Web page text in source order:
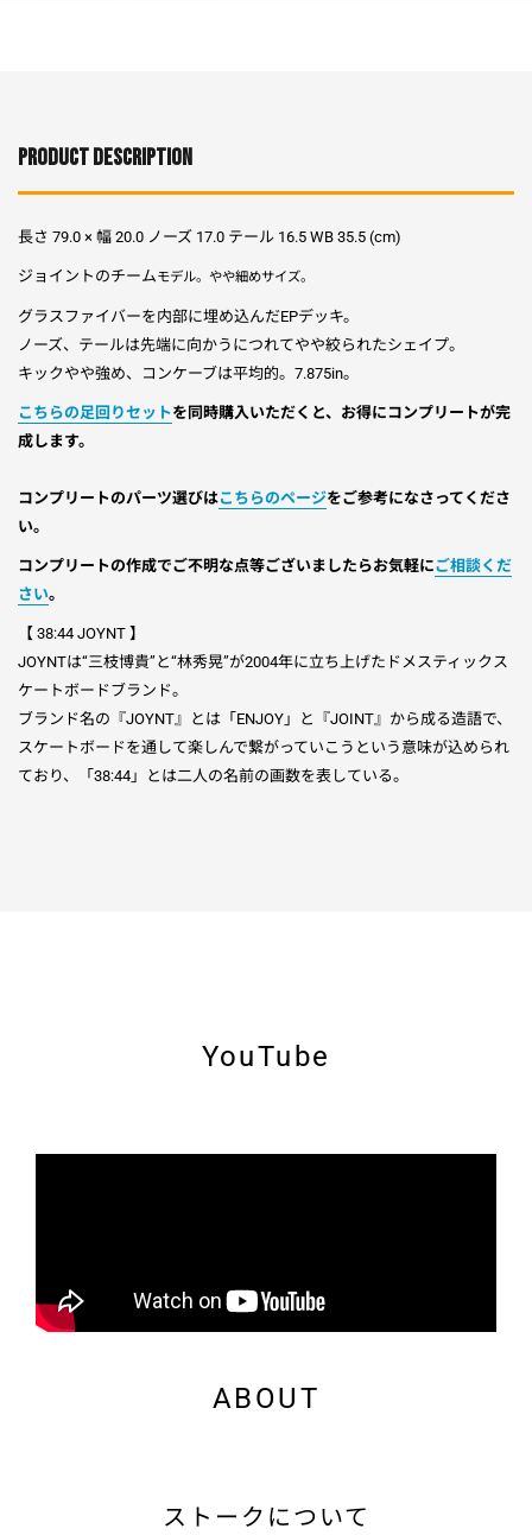
PRODUCT DESCRIPTION
長さ 79.0 × 幅 20.0 ノーズ 17.0 テール 16.5 WB 35.5 (cm)
ジョイントのチームモデル。 やや細めサイズ。
グラスファイバーを内部に埋め込んだEPデッキ。
ノーズ、テールは先端に向かうにつれてやや絞られたシェイプ。
キックやや強め、コンケーブは平均的。7.875in。
こちらの足回りセットを同時購入いただくと、お得にコンプリートが完
成します。
コンプリートのパーツ選びはこちらのページをご参考になさってくださ
い。
コンプリートの作成でご不明な点等ございましたらお気軽にご相談くだ
さい。
【 38:44 JOYNT 】
JOYNTは“三枝博貴”と“林秀晃”が2004年に立ち上げたドメスティックス
ケートボードブランド。
ブランド名の『JOYNT』とは「ENJOY」と『JOINT』から成る造語で、
スケートボードを通して楽しんで繋がっていこうという意味が込められ
ており、「38:44」とは二人の名前の画数を表している。
YouTube
ABOUT
ストークについて